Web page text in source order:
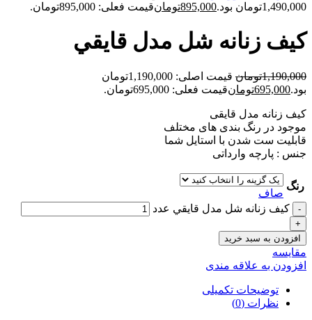
1,490,000تومان بود.
895,000تومانقیمت فعلی: 895,000تومان.
کيف زنانه شل مدل قايقي
1,190,000تومان
قیمت اصلی: 1,190,000تومان
بود.695,000تومانقیمت فعلی: 695,000تومان.
کیف زنانه مدل قایقی
موجود در رنگ بندی های مختلف
قابلیت ست شدن با استایل شما
جنس : پارچه وارداتی
رنگ
صاف
کيف زنانه شل مدل قايقي عدد
افزودن به سبد خرید
مقايسه
افزودن به علاقه مندی
توضیحات تکمیلی
نظرات (0)